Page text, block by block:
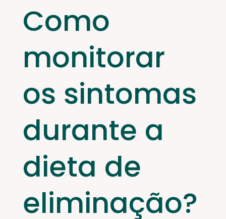
Como
monitorar
os sintomas
durante a
dieta de
eliminação?